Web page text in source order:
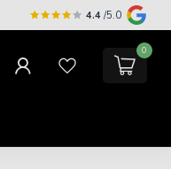
4.4 /5.0
0